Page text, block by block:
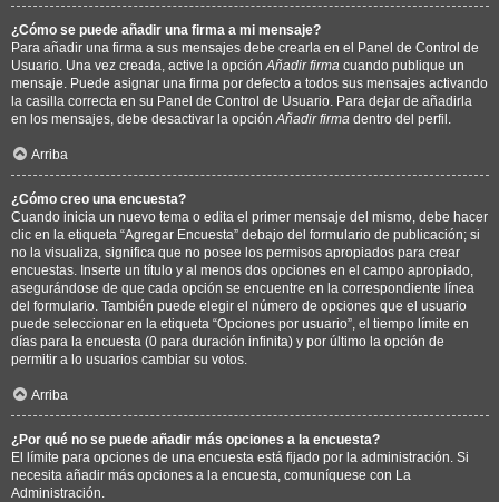
¿Cómo se puede añadir una firma a mi mensaje?
Para añadir una firma a sus mensajes debe crearla en el Panel de Control de
Usuario. Una vez creada, active la opción Añadir firma cuando publique un
mensaje. Puede asignar una firma por defecto a todos sus mensajes activando
la casilla correcta en su Panel de Control de Usuario. Para dejar de añadirla
en los mensajes, debe desactivar la opción Añadir firma dentro del perfil.
Arriba
¿Cómo creo una encuesta?
Cuando inicia un nuevo tema o edita el primer mensaje del mismo, debe hacer
clic en la etiqueta “Agregar Encuesta” debajo del formulario de publicación; si
no la visualiza, significa que no posee los permisos apropiados para crear
encuestas. Inserte un título y al menos dos opciones en el campo apropiado,
asegurándose de que cada opción se encuentre en la correspondiente línea
del formulario. También puede elegir el número de opciones que el usuario
puede seleccionar en la etiqueta “Opciones por usuario”, el tiempo límite en
días para la encuesta (0 para duración infinita) y por último la opción de
permitir a lo usuarios cambiar su votos.
Arriba
¿Por qué no se puede añadir más opciones a la encuesta?
El límite para opciones de una encuesta está fijado por la administración. Si
necesita añadir más opciones a la encuesta, comuníquese con La
Administración.